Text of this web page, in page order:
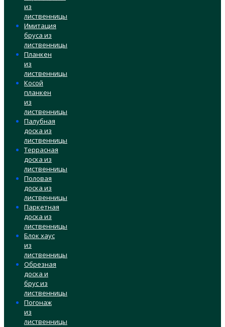
из
лиственницы
Имитация
бруса из
лиственницы
Планкен
из
лиственницы
Косой
планкен
из
лиственницы
Палубная
доска из
лиственницы
Террасная
доска из
лиственницы
Половая
доска из
лиственницы
Паркетная
доска из
лиственницы
Блок хаус
из
лиственницы
Обрезная
доска и
брус из
лиственницы
Погонаж
из
лиственницы